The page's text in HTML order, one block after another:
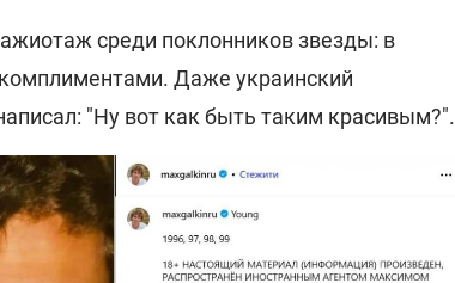
среди поклонников звезды: в
Даже украинский
"Ну вот как быть таким красивым?".